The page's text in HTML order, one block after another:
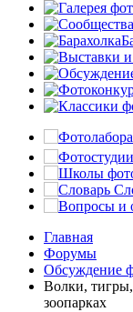
Главная
Форумы
Обсуждение
Волки,
зоопарках